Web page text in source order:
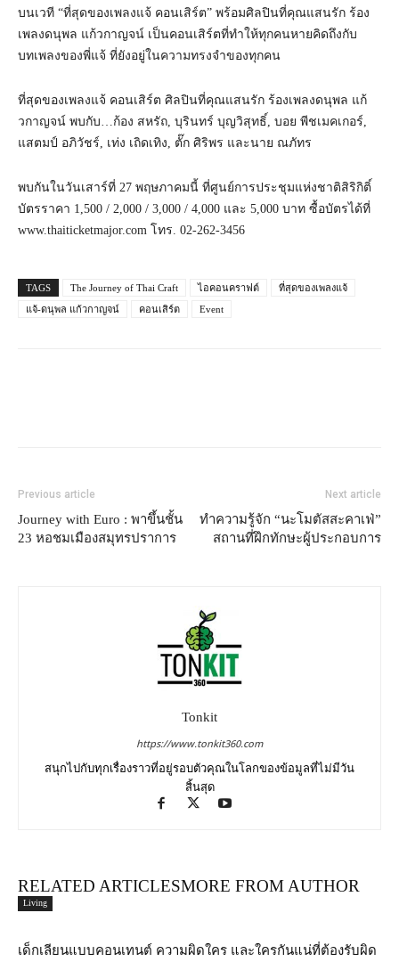
บนเวที “ที่สุดของเพลงแจ้ คอนเสิร์ต” พร้อมศิลปินที่คุณแสนรัก ร้อง
เพลงดนุพล แก้วกาญจน์ เป็นคอนเสิร์ตที่ทำให้ทุกคนหายคิดถึงกับ
บทเพลงของพี่แจ้ ที่ยังอยู่ในความทรงจำของทุกคน
ที่สุดของเพลงแจ้ คอนเสิร์ต ศิลปินที่คุณแสนรัก ร้องเพลงดนุพล แก้
วกาญจน์ พบกับ…ก้อง สหรัถ, บุรินทร์ บุญวิสุทธิ์, บอย พีชเมคเกอร์,
แสตมป์ อภิวัชร์, เท่ง เถิดเทิง, ตั๊ก ศิริพร และนาย ณภัทร
พบกันในวันเสาร์ที่ 27 พฤษภาคมนี้ ที่ศูนย์การประชุมแห่งชาติสิริกิติ์
บัตรราคา 1,500 / 2,000 / 3,000 / 4,000 และ 5,000 บาท ซื้อบัตรได้ที่
www.thaiticketmajor.com โทร. 02-262-3456
TAGS The Journey of Thai Craft ไอคอนคราฟต์
ที่สุดของเพลงแจ้
แจ้-ดนุพล แก้วกาญจน์
คอนเสิร์ต Event
Previous article
Journey with Euro : พาขึ้นชั้น
23 หอชมเมืองสมุทรปราการ
Next article
ทำความรู้จัก “นะโมตัสสะคาเฟ่”
สถานที่ฝึกทักษะผู้ประกอบการ
Tonkit
https://www.tonkit360.com
สนุกไปกับทุกเรื่องราวที่อยู่รอบตัวคุณในโลกของข้อมูลที่ไม่มีวัน
สิ้นสุด
RELATED ARTICLESMORE FROM AUTHOR
Living
เด็กเลียนแบบคอนเทนต์ ความผิดใคร และใครกันแน่ที่ต้องรับผิด